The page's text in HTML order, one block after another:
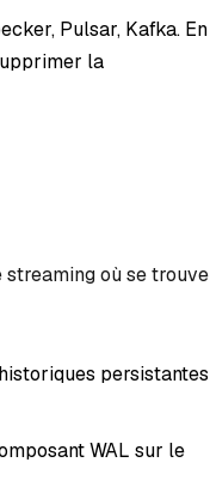
Pulsar, Kafka. En
la
où se trouve
persistantes
WAL sur le